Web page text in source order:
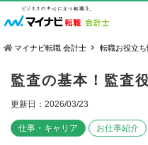
マイナビ転職 会計士 転職お役立ち
監査の基本！監査
更新日：2026/03/23
仕事・キャリア お仕事紹介